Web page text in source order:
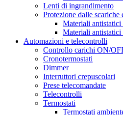
Lenti di ingrandimento
Protezione dalle scariche
Materiali
Materiali antistatici
Automazioni e telecontrolli
Controllo carichi ON/
Cronotermostati
Dimmer
Interruttori crepuscolari
Prese telecomandate
Telecontrolli
Termostati
Termostati